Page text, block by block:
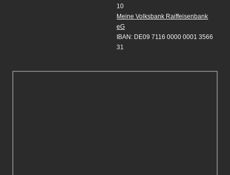
10
Meine Volksbank Raiffeisenbank
eG
IBAN: DE09 7116 0000 0001 3566
31